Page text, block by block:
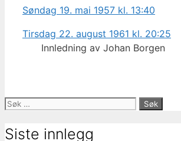
Søndag 19. mai 1957 kl. 13:40
Tirsdag 22. august 1961 kl. 20:25
Innledning av Johan Borgen
Søk
Siste innlegg